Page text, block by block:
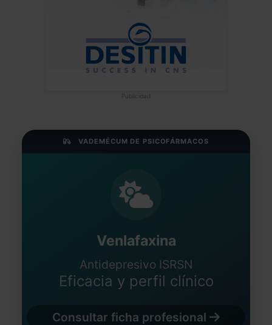
Publicidad
VADEMÉCUM DE PSICOFÁRMACOS
Venlafaxina
Antidepresivo ISRSN
Eficacia y perfil clínico
Consultar ficha profesional